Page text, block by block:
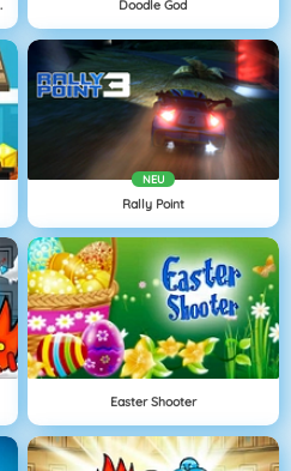
Temple Doodle God
NEU
Rally Point
Easter Shooter